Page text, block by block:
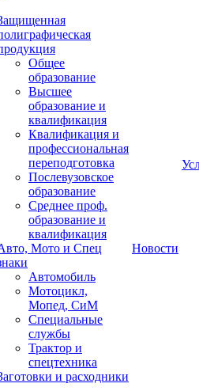
Общее
образование
Высшее
образование и
квалификация
Квалификация и
профессиональная
переподготовка
Послевузовское
образование
Среднее проф.
образование и
квалификация
Мото и Спец
Автомобиль
Мотоцикл,
Мопед, СиМ
Специальные
службы
Трактор и
спецтехника
и расходники
Новости